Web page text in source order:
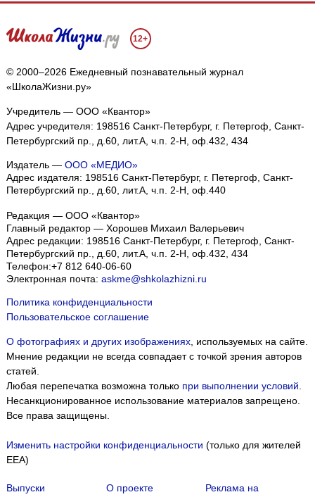
12+
© 2000–2026 Ежедневный познавательный журнал
«ШколаЖизни.ру»
Учредитель — ООО «Квантор»
Адрес учредителя: 198516 Санкт-Петербург, г. Петергоф, Санкт-
Петербургский пр., д.60, лит.А, ч.п. 2-Н, оф.432, 434
Издатель — ООО «МЕДИО»
Адрес издателя: 198516 Санкт-Петербург, г. Петергоф, Санкт-
Петербургский пр., д.60, лит.А, ч.п. 2-Н, оф.440
Редакция — ООО «Квантор»
Главный редактор — Хорошев Михаил Валерьевич
Адрес редакции: 198516 Санкт-Петербург, г. Петергоф Санкт-
Петербургский пр., д.60, лит.А, ч.п. 2-Н, оф.432, 434
Телефон:+7 812 640-06-60
Электронная почта: askme@shkolazhizni.ru
Политика конфиденциальности
Пользовательское соглашение
О фотографиях и других изображениях, используемых на сайте.
Мнение редакции не всегда совпадает с точкой зрения авторов
статей.
Любая перепечатка возможна только при выполнении условий
Несанкционированное использование материалов запрещено.
Все права защищены.
Изменить настройки конфиденциальности (только для жителей
EEA)
Выпуски О проекте
Реклама на